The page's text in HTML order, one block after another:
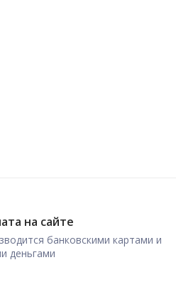
на сайте
банковскими картами и
деньгами